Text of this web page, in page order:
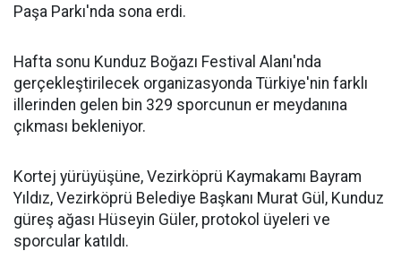
Paşa Parkı'nda sona erdi.
Hafta sonu Kunduz Boğazı Festival Alanı'nda
gerçekleştirilecek organizasyonda Türkiye'nin farklı
illerinden gelen bin 329 sporcunun er meydanına
çıkması bekleniyor.
Kortej yürüyüşüne, Vezirköprü Kaymakamı Bayram
Yıldız, Vezirköprü Belediye Başkanı Murat Gül, Kunduz
güreş ağası Hüseyin Güler, protokol üyeleri ve
sporcular katıldı.